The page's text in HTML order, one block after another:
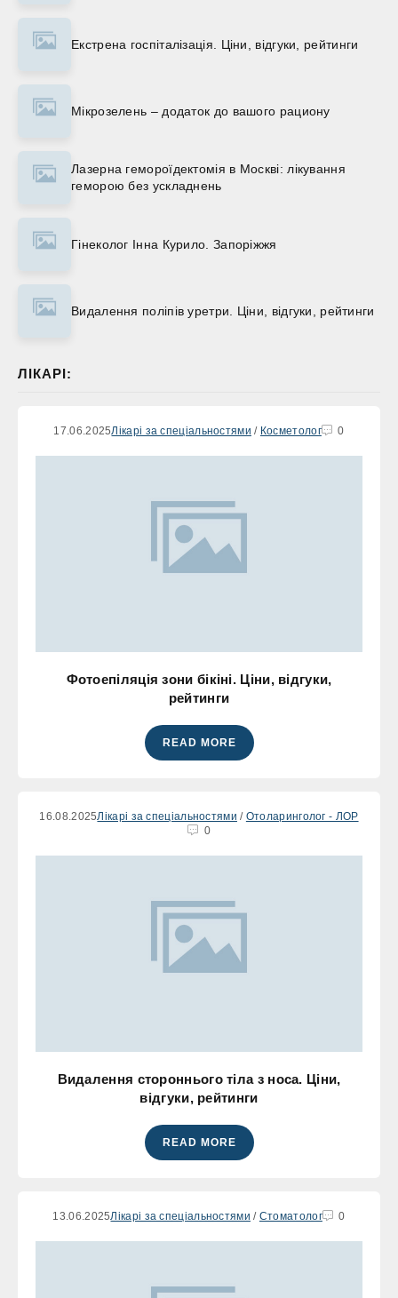
Екстрена госпіталізація. Ціни, відгуки, рейтинги
Мікрозелень – додаток до вашого рациону
Лазерна гемороїдектомія в Москві: лікування
геморою без ускладнень
Гінеколог Інна Курило. Запоріжжя
Видалення поліпів уретри. Ціни, відгуки, рейтинги
ЛІКАРІ:
17.06.2025Лікарі за спеціальностями / Косметолог 0
Фотоепіляція зони бікіні. Ціни, відгуки,
рейтинги
READ MORE
16.08.2025Лікарі за спеціальностями / Отоларинголог - ЛОР
0
Видалення стороннього тіла з носа. Ціни,
відгуки, рейтинги
READ MORE
13.06.2025Лікарі за спеціальностями / Стоматолог 0